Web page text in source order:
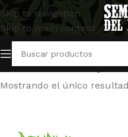
Skip to navigation
Skip to main content
Inicio/Productos
Mostrando el único